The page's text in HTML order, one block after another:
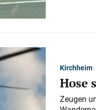
Kirchheim
Hose
Zeugen